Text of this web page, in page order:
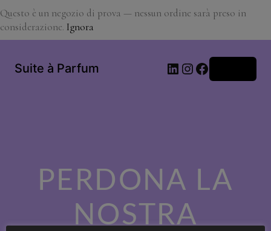
Questo è un negozio di prova — nessun ordine sarà preso in
considerazione. Ignora
Suite à Parfum LinkedIn
Instagram
Facebook
PERDONA LA
NOSTRA